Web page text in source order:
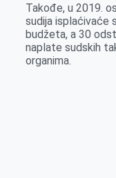
Takođe, u 2019.
sudija isplaćivaće
budžeta, a 30
naplate sudskih
organima.